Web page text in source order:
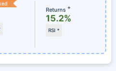
Returns +
15.2%
RSI *